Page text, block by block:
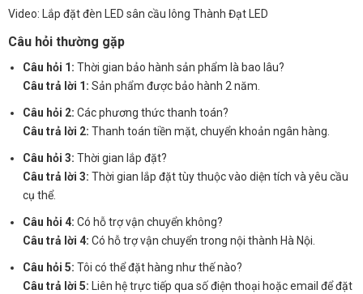
Video: Lắp đặt đèn LED sân cầu lông Thành Đạt LED
Câu hỏi thường gặp
Câu hỏi 1: Thời gian bảo hành sản phẩm là bao lâu?
Câu trả lời 1: Sản phẩm được bảo hành 2 năm.
Câu hỏi 2: Các phương thức thanh toán?
Câu trả lời 2: Thanh toán tiền mặt, chuyển khoản ngân hàng.
Câu hỏi 3: Thời gian lắp đặt?
Câu trả lời 3: Thời gian lắp đặt tùy thuộc vào diện tích và yêu cầu
cụ thể.
Câu hỏi 4: Có hỗ trợ vận chuyển không?
Câu trả lời 4: Có hỗ trợ vận chuyển trong nội thành Hà Nội.
Câu hỏi 5: Tôi có thể đặt hàng như thế nào?
Câu trả lời 5: Liên hệ trực tiếp qua số điện thoại hoặc email để đặt